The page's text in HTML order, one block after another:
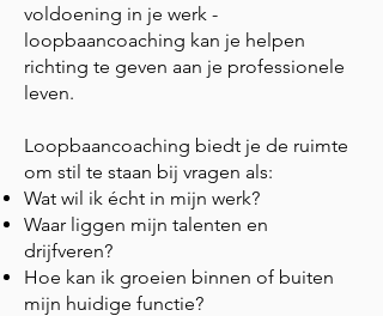
voldoening in je werk -
loopbaancoaching kan je helpen
richting te geven aan je professionele
leven.
Loopbaancoaching biedt je de ruimte
om stil te staan bij vragen als:
Wat wil ik écht in mijn werk?
Waar liggen mijn talenten en
drijfveren?
Hoe kan ik groeien binnen of buiten
mijn huidige functie?